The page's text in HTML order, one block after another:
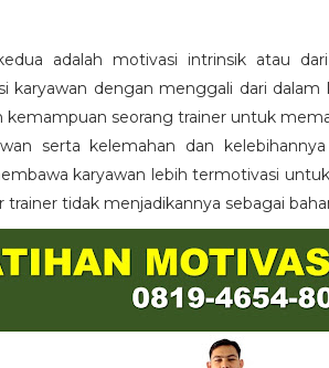
adalah motivasi intrinsik atau
karyawan dengan menggali dari dalam
seorang trainer untuk
serta kelemahan dan
karyawan lebih termotivasi
trainer tidak menjadikannya sebagai